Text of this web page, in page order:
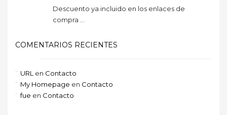
Descuento ya incluido en los enlaces de
compra ...
COMENTARIOS RECIENTES
URL en Contacto
My Homepage en Contacto
fue en Contacto